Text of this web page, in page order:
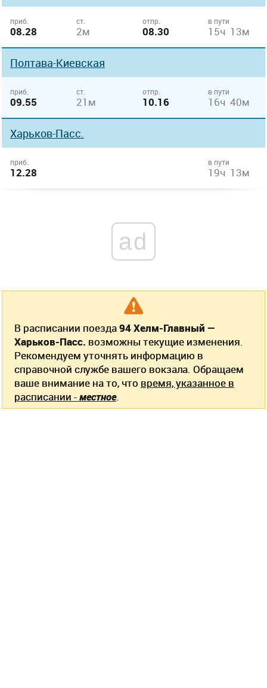
приб.
08.28
ст.
2м
отпр.
08.30
в пути
15ч 13м
Полтава-Киевская
приб.
09.55
ст.
21м
отпр.
10.16
в пути
16ч 40м
Харьков-Пасс.
приб.
12.28
в пути
19ч 13м
ad
В расписании поезда94 Хелм-Главный —
Харьков-Пасс. возможны текущие изменения.
Рекомендуем уточнять информацию в
справочной службе вашего вокзала. Обращаем
ваше внимание на то, что время, указанное в
расписании -местное.